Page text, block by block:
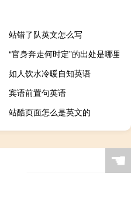
站错了队英文怎么写
“官身奔走何时定”的出处是哪里
如人饮水冷暖自知英语
宾语前置句英语
站酷页面怎么是英文的
☚